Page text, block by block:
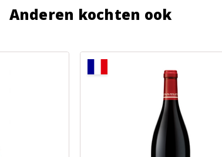
Anderen kochten ook